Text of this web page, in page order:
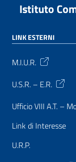
Istituto
LINK ESTERNI
M.I.U.R.
U.S.R. – E.R.
Ufficio VIII A.T. –
Link di Interesse
U.R.P.